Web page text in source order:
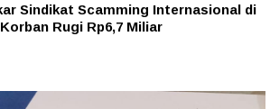
Sindikat Scamming Internasional di
Rugi Rp6,7 Miliar